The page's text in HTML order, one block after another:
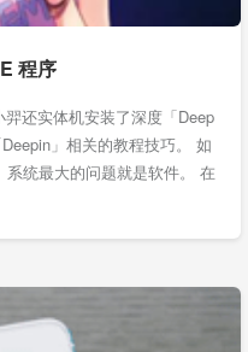
程序
还实体机安装了深度「Deep
」相关的教程技巧。 如
统最大的问题就是软件。 在